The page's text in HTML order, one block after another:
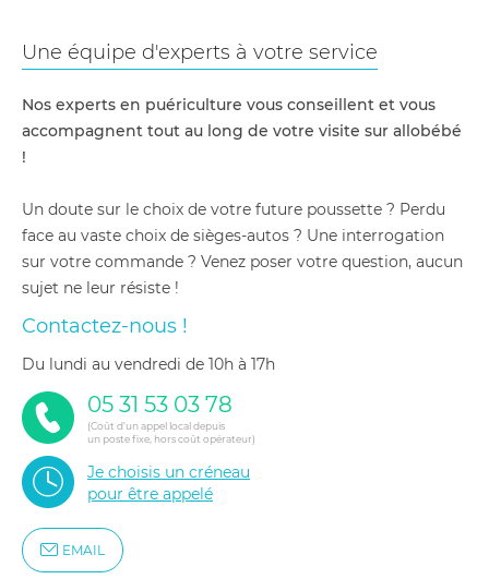
Une équipe d'experts à votre service
Nos experts en puériculture vous conseillent et vous
accompagnent tout au long de votre visite sur allobébé
!
Un doute sur le choix de votre future poussette ? Perdu
face au vaste choix de sièges-autos ? Une interrogation
sur votre commande ? Venez poser votre question, aucun
sujet ne leur résiste !
Contactez-nous !
du lundi au vendredi de 10h à 17h
05 31 53 03 78
(Coût d'un appel local depuis
un poste fixe, hors coût opérateur)
Je choisis un créneau
pour être appelé
EMAIL